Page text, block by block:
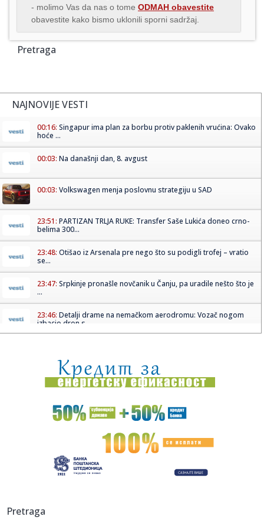
- molimo Vas da nas o tome ODMAH obavestite
obavestite kako bismo uklonili sporni sadržaj.
Pretraga
NAJNOVIJE VESTI
00:16: Singapur ima plan za borbu protiv paklenih vrućina: Ovako
hoće ...
00:03: Na današnji dan, 8. avgust
00:03: Volkswagen menja poslovnu strategiju u SAD
23:51: PARTIZAN TRLJA RUKE: Transfer Saše Lukića doneo crno-
belima 300...
23:48: Otišao iz Arsenala pre nego što su podigli trofej – vratio
se...
23:47: Srpkinje pronašle novčanik u Čanju, pa uradile nešto što je
...
23:46: Detalji drame na nemačkom aerodromu: Vozač nogom
izbacio dron s...
23:35:"Nema lakih utakmica, ali mi smo Vojvodina"
23:33:Ribakina sigurna u Torontu
Brenin potez posle pada razbesneo javnost: Devojka joj
23:29:Američki Senat usvojio zakon o sankcijama Rusiji usmjeren
Pretraga